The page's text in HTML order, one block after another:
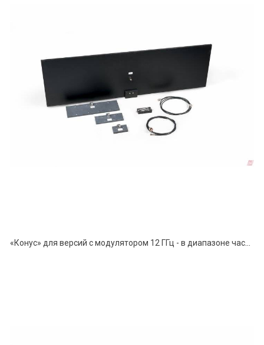
«Конус» для версий с модулятором 12 ГГц - в диапазоне частот от 100 МГц до 12 ГГц.